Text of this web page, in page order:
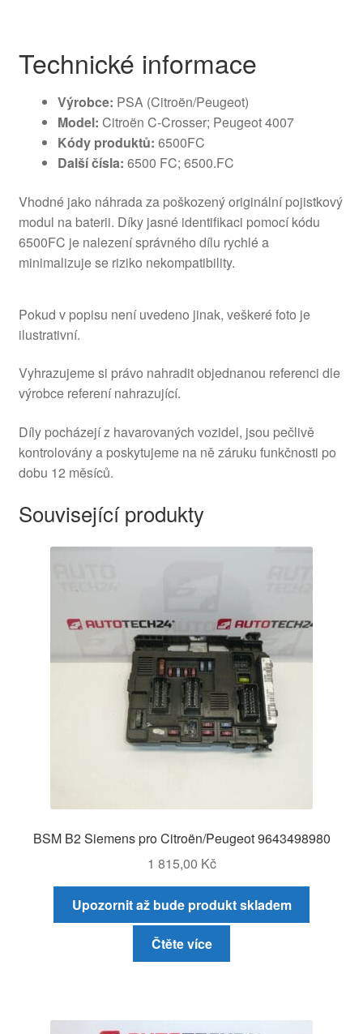
Technické informace
Výrobce: PSA (Citroën/Peugeot)
Model: Citroën C-Crosser; Peugeot 4007
Kódy produktů: 6500FC
Další čísla: 6500 FC; 6500.FC
Vhodné jako náhrada za poškozený originální pojistkový
modul na baterii. Díky jasné identifikaci pomocí kódu
6500FC je nalezení správného dílu rychlé a
minimalizuje se riziko nekompatibility.
Pokud v popisu není uvedeno jinak, veškeré foto je
ilustrativní.
Vyhrazujeme si právo nahradit objednanou referenci dle
výrobce referení nahrazující.
Díly pocházejí z havarovaných vozidel, jsou pečlivě
kontrolovány a poskytujeme na ně záruku funkčnosti po
dobu 12 měsíců.
Související produkty
BSM B2 Siemens pro Citroën/Peugeot 9643498980
1 815,00 Kč
Upozornit až bude produkt skladem
Čtěte více